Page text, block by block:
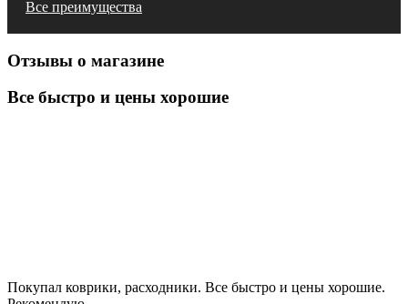
Все преимущества
Отзывы о магазине
Все быстро и цены хорошие
Покупал коврики, расходники. Все быстро и цены хорошие.